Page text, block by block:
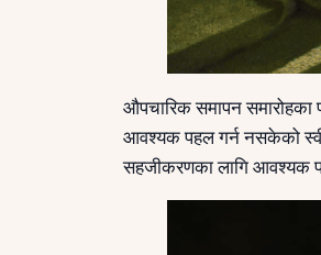
औपचारिक समापन समारोहका
आवश्यक पहल गर्न नसकेको
सहजीकरणका लागि आवश्यक